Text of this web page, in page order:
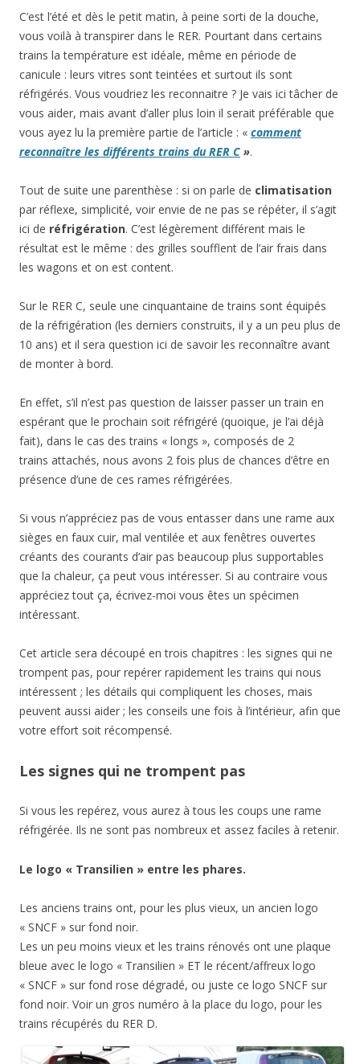
C’est l’été et dès le petit matin, à peine sorti de la douche,
vous voilà à transpirer dans le RER. Pourtant dans certains
trains la température est idéale, même en période de
canicule : leurs vitres sont teintées et surtout ils sont
réfrigérés. Vous voudriez les reconnaitre ? Je vais ici tâcher de
vous aider, mais avant d’aller plus loin il serait préférable que
vous ayez lu la première partie de l’article : « comment
reconnaître les différents trains du RER C ».
Tout de suite une parenthèse : si on parle de climatisation
par réflexe, simplicité, voir envie de ne pas se répéter, il s’agit
ici de réfrigération. C’est légèrement différent mais le
résultat est le même : des grilles soufflent de l’air frais dans
les wagons et on est content.
Sur le RER C, seule une cinquantaine de trains sont équipés
de la réfrigération (les derniers construits, il y a un peu plus de
10 ans) et il sera question ici de savoir les reconnaître avant
de monter à bord.
En effet, s’il n’est pas question de laisser passer un train en
espérant que le prochain soit réfrigéré (quoique, je l’ai déjà
fait), dans le cas des trains « longs », composés de 2
trains attachés, nous avons 2 fois plus de chances d’être en
présence d’une de ces rames réfrigérées.
Si vous n’appréciez pas de vous entasser dans une rame aux
sièges en faux cuir, mal ventilée et aux fenêtres ouvertes
créants des courants d’air pas beaucoup plus supportables
que la chaleur, ça peut vous intéresser. Si au contraire vous
appréciez tout ça, écrivez-moi vous êtes un spécimen
intéressant.
Cet article sera découpé en trois chapitres : les signes qui ne
trompent pas, pour repérer rapidement les trains qui nous
intéressent ; les détails qui compliquent les choses, mais
peuvent aussi aider ; les conseils une fois à l’intérieur, afin que
votre effort soit récompensé.
Les signes qui ne trompent pas
Si vous les repérez, vous aurez à tous les coups une rame
réfrigérée. Ils ne sont pas nombreux et assez faciles à retenir.
Le logo « Transilien » entre les phares.
Les anciens trains ont, pour les plus vieux, un ancien logo
« SNCF » sur fond noir.
Les un peu moins vieux et les trains rénovés ont une plaque
bleue avec le logo « Transilien » ET le récent/affreux logo
« SNCF » sur fond rose dégradé, ou juste ce logo SNCF sur
fond noir. Voir un gros numéro à la place du logo, pour les
trains récupérés du RER D.